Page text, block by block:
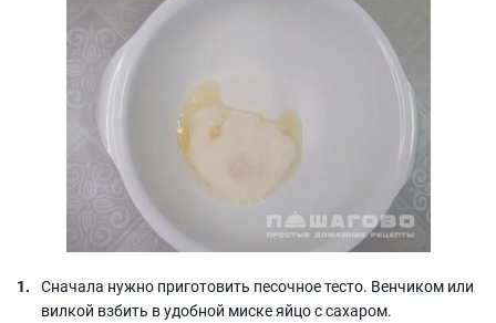
Сначала нужно приготовить песочное тесто. Венчиком или
вилкой взбить в удобной миске яйцо с сахаром.